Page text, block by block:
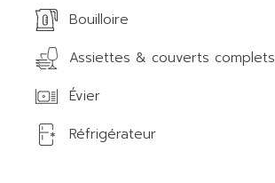
Bouilloire
Assiettes & couverts complets
Évier
Réfrigérateur